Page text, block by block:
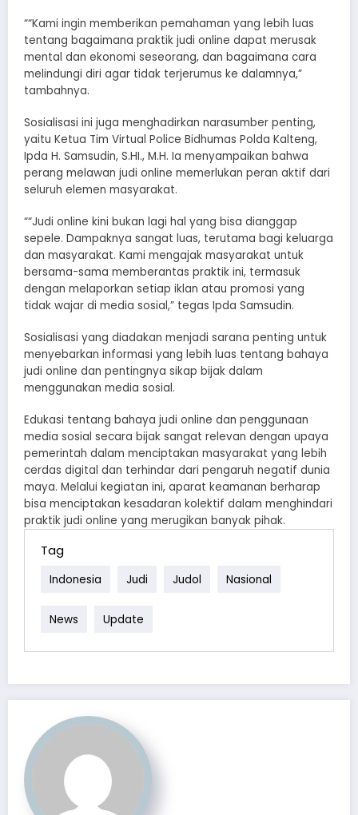
““Kami ingin memberikan pemahaman yang lebih luas
tentang bagaimana praktik judi online dapat merusak
mental dan ekonomi seseorang, dan bagaimana cara
melindungi diri agar tidak terjerumus ke dalamnya,”
tambahnya.
Sosialisasi ini juga menghadirkan narasumber penting,
yaitu Ketua Tim Virtual Police Bidhumas Polda Kalteng,
Ipda H. Samsudin, S.HI., M.H. Ia menyampaikan bahwa
perang melawan judi online memerlukan peran aktif dari
seluruh elemen masyarakat.
““Judi online kini bukan lagi hal yang bisa dianggap
sepele. Dampaknya sangat luas, terutama bagi keluarga
dan masyarakat. Kami mengajak masyarakat untuk
bersama-sama memberantas praktik ini, termasuk
dengan melaporkan setiap iklan atau promosi yang
tidak wajar di media sosial,” tegas Ipda Samsudin.
Sosialisasi yang diadakan menjadi sarana penting untuk
menyebarkan informasi yang lebih luas tentang bahaya
judi online dan pentingnya sikap bijak dalam
menggunakan media sosial.
Edukasi tentang bahaya judi online dan penggunaan
media sosial secara bijak sangat relevan dengan upaya
pemerintah dalam menciptakan masyarakat yang lebih
cerdas digital dan terhindar dari pengaruh negatif dunia
maya. Melalui kegiatan ini, aparat keamanan berharap
bisa menciptakan kesadaran kolektif dalam menghindari
praktik judi online yang merugikan banyak pihak.
Tag
Indonesia Judi Judol Nasional
News Update